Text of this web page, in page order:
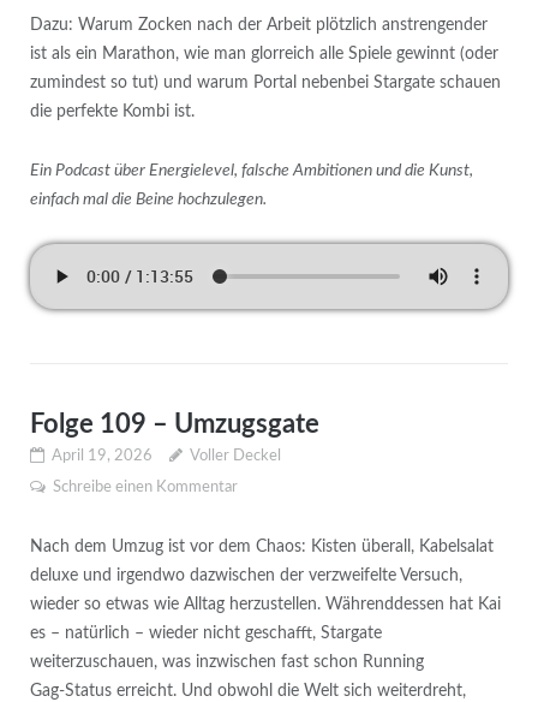
Dazu: Warum Zocken nach der Arbeit plötzlich anstrengender
ist als ein Marathon, wie man glorreich alle Spiele gewinnt (oder
zumindest so tut) und warum Portal nebenbei Stargate schauen
die perfekte Kombi ist.
Ein Podcast über Energielevel, falsche Ambitionen und die Kunst,
einfach mal die Beine hochzulegen.
Folge 109 – Umzugsgate
April 19, 2026
Voller Deckel
Schreibe einen Kommentar
Nach dem Umzug ist vor dem Chaos: Kisten überall, Kabelsalat
deluxe und irgendwo dazwischen der verzweifelte Versuch,
wieder so etwas wie Alltag herzustellen. Währenddessen hat Kai
es – natürlich – wieder nicht geschafft, Stargate
weiterzuschauen, was inzwischen fast schon Running
Gag‑Status erreicht. Und obwohl die Welt sich weiterdreht,